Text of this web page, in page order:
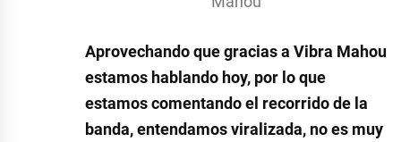
Aprovechando que gracias a Vibra Mahou
estamos hablando hoy, por lo que
estamos comentando el recorrido de la
banda, entendamos viralizada, no es muy